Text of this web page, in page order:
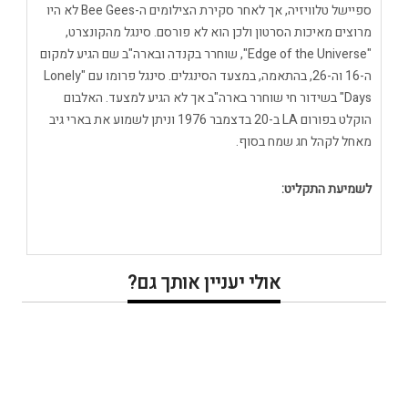
ספיישל טלוויזיה, אך לאחר סקירת הצילומים ה-Bee Gees לא היו
מרוצים מאיכות הסרטון ולכן הוא לא פורסם. סינגל מהקונצרט,
"Edge of the Universe", שוחרר בקנדה ובארה"ב שם הגיע למקום
ה-16 וה-26, בהתאמה, במצעד הסינגלים. סינגל פרומו עם "Lonely
Days" בשידור חי שוחרר בארה"ב אך לא הגיע למצעד. האלבום
הוקלט בפורום LA ב-20 בדצמבר 1976 וניתן לשמוע את בארי גיב
מאחל לקהל חג שמח בסוף.
לשמיעת התקליט:
אולי יעניין אותך גם?